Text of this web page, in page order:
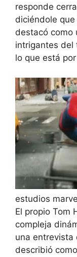
responde
diciéndole
destacó como
intrigantes del
lo que está
estudios
El propio Tom
compleja
una entrevista
describió